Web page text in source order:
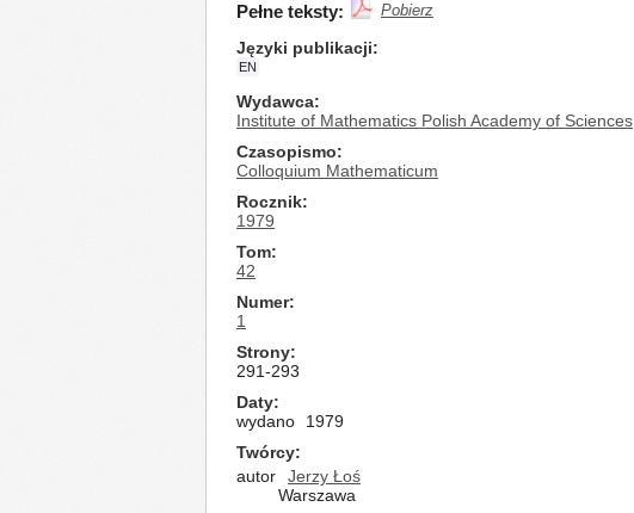
Pełne teksty: Pobierz
Języki publikacji
EN
Wydawca
Institute of Mathematics Polish Academy of Sciences
Czasopismo
Colloquium Mathematicum
Rocznik
1979
Tom
42
Numer
1
Strony
291-293
Daty
wydano
1979
Twórcy
autor
Jerzy Łoś
Warszawa